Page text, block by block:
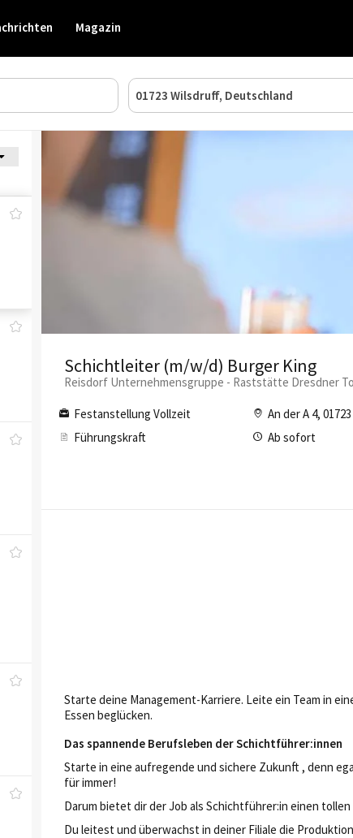
Magazin
Schichtleiter (m/w/d) Burger King
Reisdorf Unternehmensgruppe - Raststätte Dresdner
Festanstellung Vollzeit
An der A 4,
Führungskraft
Ab sofort
Starte deine Management-Karriere. Leite ein Team in
Essen beglücken.
Das spannende Berufsleben der Schichtführer:innen
Starte in eine aufregende und sichere Zukunft , denn
für immer!
Darum bietet dir der Job als Schichtführer:in einen
Du leitest und überwachst in deiner Filiale die